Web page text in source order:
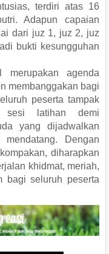
terdiri atas 16
Adapun capaian
dari juz 1, juz 2, juz
bukti kesungguhan
agenda
membanggakan bagi
peserta tampak
sesi latihan demi
yang dijadwalkan
Dengan
diharapkan
khidmat, meriah,
bagi seluruh peserta